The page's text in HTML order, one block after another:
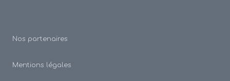
Nos partenaires
Mentions légales